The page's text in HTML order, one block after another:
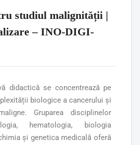
studiul malignității |
– INO-DIGI-
didactică se concentrează pe
biologice a cancerului și
Gruparea disciplinelor
hematologia, biologia
și genetica medicală oferă